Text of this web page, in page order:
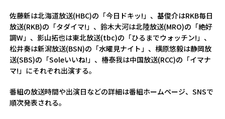
佐藤新は北海道放送(HBC)の「今日ドキッ!」、基俊介はRKB毎日
放送(RKB)の「タダイマ!」、鈴木大河は北陸放送(MRO)の「絶好
調W」、影山拓也は東北放送(tbc)の「ひるまでウォッチン!」、
松井奏は新潟放送(BSN)の「水曜見ナイト」、横原悠毅は静岡放
送(SBS)の「Soleいいね!」、椿泰我は中国放送(RCC)の「イマナ
マ!」にそれぞれ出演する。
番組の放送時間や出演日などの詳細は番組ホームページ、SNSで
順次発表される。